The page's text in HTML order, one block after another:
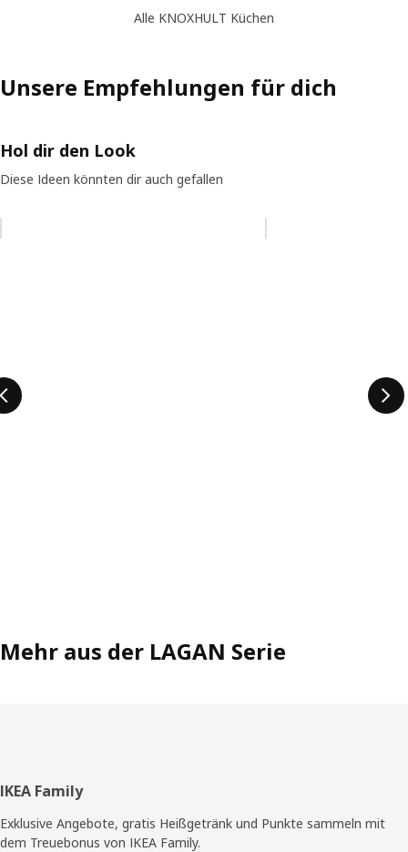
Alle KNOXHULT Küchen
Unsere Empfehlungen für dich
Hol dir den Look
Diese Ideen könnten dir auch gefallen
Mehr aus der LAGAN Serie
Fußzeile
IKEA Family
Exklusive Angebote, gratis Heißgetränk und Punkte sammeln mit
dem Treuebonus von IKEA Family.